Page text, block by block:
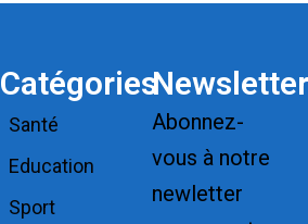
Catégories
Santé
Education
Sport
Newsletter
Abonnez-
vous à notre
newletter